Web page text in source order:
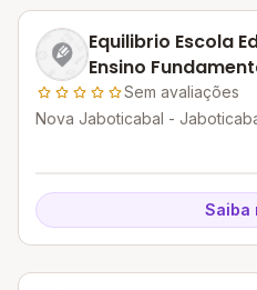
Equilibrio Escola
Ensino
Sem avaliações
Nova Jaboticabal -
Saiba